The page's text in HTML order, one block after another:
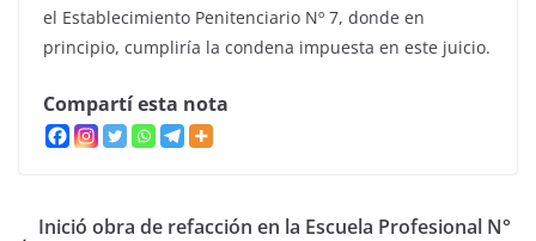
el Establecimiento Penitenciario Nº 7, donde en
principio, cumpliría la condena impuesta en este juicio.
Compartí esta nota
Inició obra de refacción en la Escuela Profesional N°